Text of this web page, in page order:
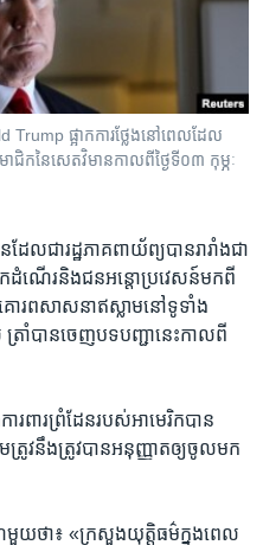
ផ្អាក​ការ​ថ្លែងនៅ​ពេល​ដែល​
នៃ​សេតវិមាន​​កាល​ពី​ថ្ងៃទី​០៣ កុម្ភៈ
ែល​ជា​រដ្ឋ​ភាគ​ពាយ័ព្យ​បាន​រារាំង​ជា​
ដំណើរ​និង​ជន​អន្តោប្រវេសន៍​មក​ពី​
រព​សាសនា​ឥស្លាម​នៅ​ទូទាំង​
ាំ​បាន​ចេញ​បទបញ្ជានេះកាលពី​
ពារ​ព្រំដែន​របស់​អាមេរិក​បាន​
ត្រូវ​នឹង​ត្រូវ​បាន​អនុញ្ញាត​ឲ្យ​ចូល​មក​
មួយ​ថា៖ «ក្រសួងយុត្តិធម៌​ក្នុង​ពេល​